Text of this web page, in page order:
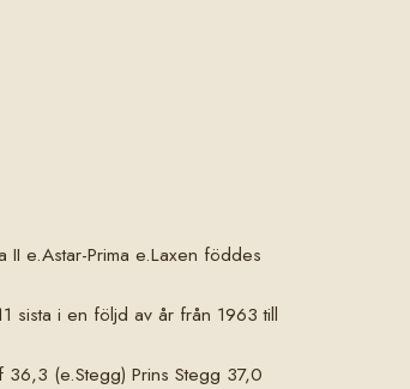
e.Astar-Prima e.Laxen föddes
sista i en följd av år från 1963 till
(e.Stegg) Prins Stegg 37,0